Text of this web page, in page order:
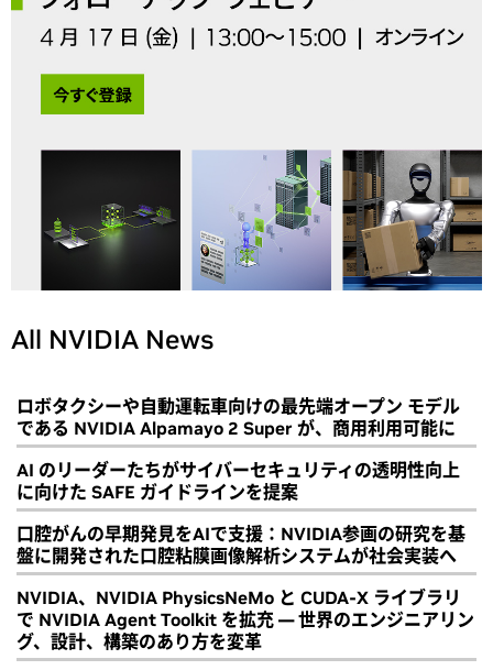
All NVIDIA News
ロボタクシーや自動運転車向けの最先端オープン モデル
である NVIDIA Alpamayo 2 Super が、商用利用可能に
AI のリーダーたちがサイバーセキュリティの透明性向上
に向けた SAFE ガイドラインを提案
口腔がんの早期発見をAIで支援：NVIDIA参画の研究を基
盤に開発された口腔粘膜画像解析システムが社会実装へ
NVIDIA、NVIDIA PhysicsNeMo と CUDA-X ライブラリ
で NVIDIA Agent Toolkit を拡充 ― 世界のエンジニアリン
グ、設計、構築のあり方を変革